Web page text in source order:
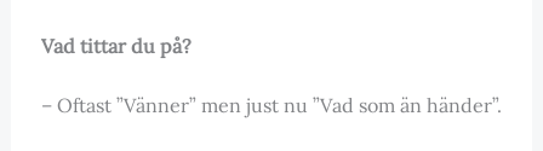
Vad tittar du på?
– Oftast ”Vänner” men just nu ”Vad som än händer”.